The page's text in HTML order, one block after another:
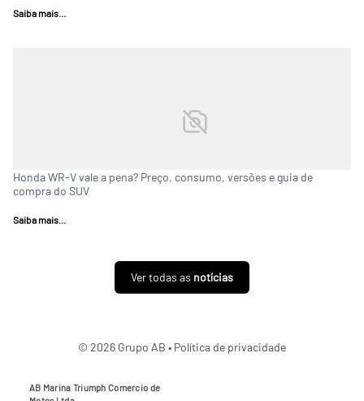
Saiba mais...
Honda WR-V vale a pena? Preço, consumo, versões e guia de
compra do SUV
Saiba mais...
Ver todas as notícias
© 2026 Grupo AB • Política de privacidade
AB Marina Triumph Comercio de